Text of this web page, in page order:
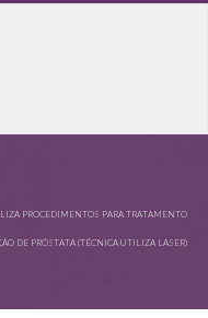
PROCEDIMENTOS PARA TRATAMENTO
DE PRÓSTATA (TÉCNICA UTILIZA LASER)